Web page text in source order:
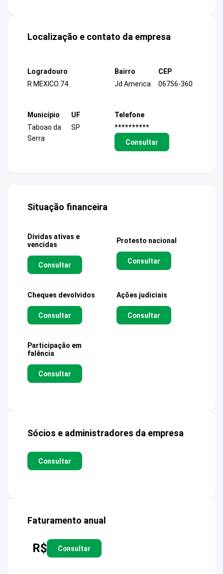
Localização e contato da empresa
Logradouro
R MEXICO 74
Bairro
Jd America
CEP
06756-360
Município
Taboao da
Serra
UF
SP
Telefone
**********
Consultar
Situação financeira
Dívidas ativas e
vencidas
Consultar
Protesto nacional
Consultar
Cheques devolvidos
Consultar
Ações judiciais
Consultar
Participação em
falência
Consultar
Sócios e administradores da empresa
Consultar
Faturamento anual
R$ Consultar